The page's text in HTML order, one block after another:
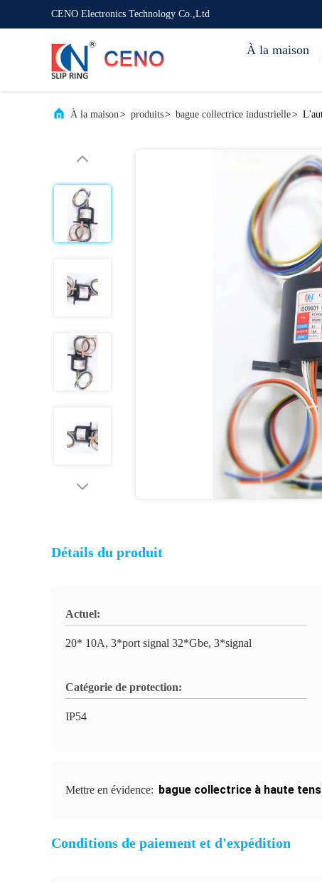
CENO Electronics Technology Co.,Ltd
À la maison
À la maison> produits> bague collectrice industrielle>
Détails du produit
Actuel:
20* 10A, 3*port signal 32*Gbe, 3*signal
Catégorie de protection:
IP54
Mettre en évidence: bague collectrice à haute
Conditions de paiement et d'expédition